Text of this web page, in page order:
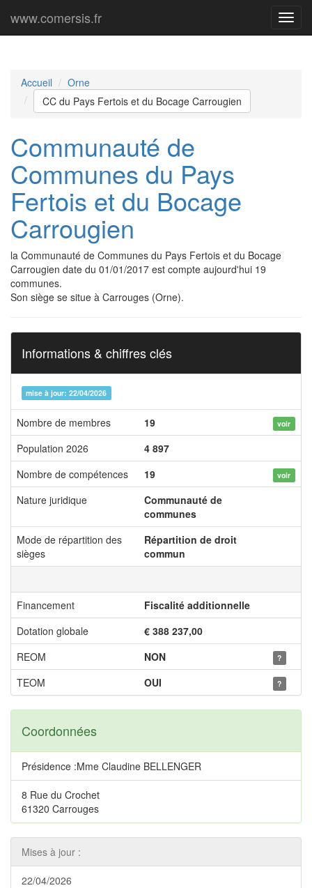
Menu
www.comersis.fr
Accueil
Orne
CC du Pays Fertois et du Bocage Carrougien
Communauté de
Communes du Pays
Fertois et du Bocage
Carrougien
la Communauté de Communes du Pays Fertois et du Bocage
Carrougien date du 01/01/2017 est compte aujourd'hui 19
communes.
Son siège se situe à Carrouges (Orne).
Informations & chiffres clés
mise à jour: 22/04/2026
Nombre de membres 19 voir
Population 2026
4 897
Nombre de compétences
19 voir
Nature juridique
Communauté de
communes
Mode de répartition des
sièges
Répartition de droit
commun
Financement
Fiscalité additionnelle
Dotation globale
€ 388 237,00
REOM
NON ?
TEOM OUI ?
Coordonnées
Présidence :Mme Claudine BELLENGER
8 Rue du Crochet
61320 Carrouges
Mises à jour :
22/04/2026